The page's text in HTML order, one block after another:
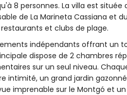
8 personnes. La villa est
de La Marineta Cassiana et
et clubs de plage.
indépendants offrant un
dispose de 2 chambres
sur un seul niveau.
intimité, un grand jardin
imprenable sur le Montgó et